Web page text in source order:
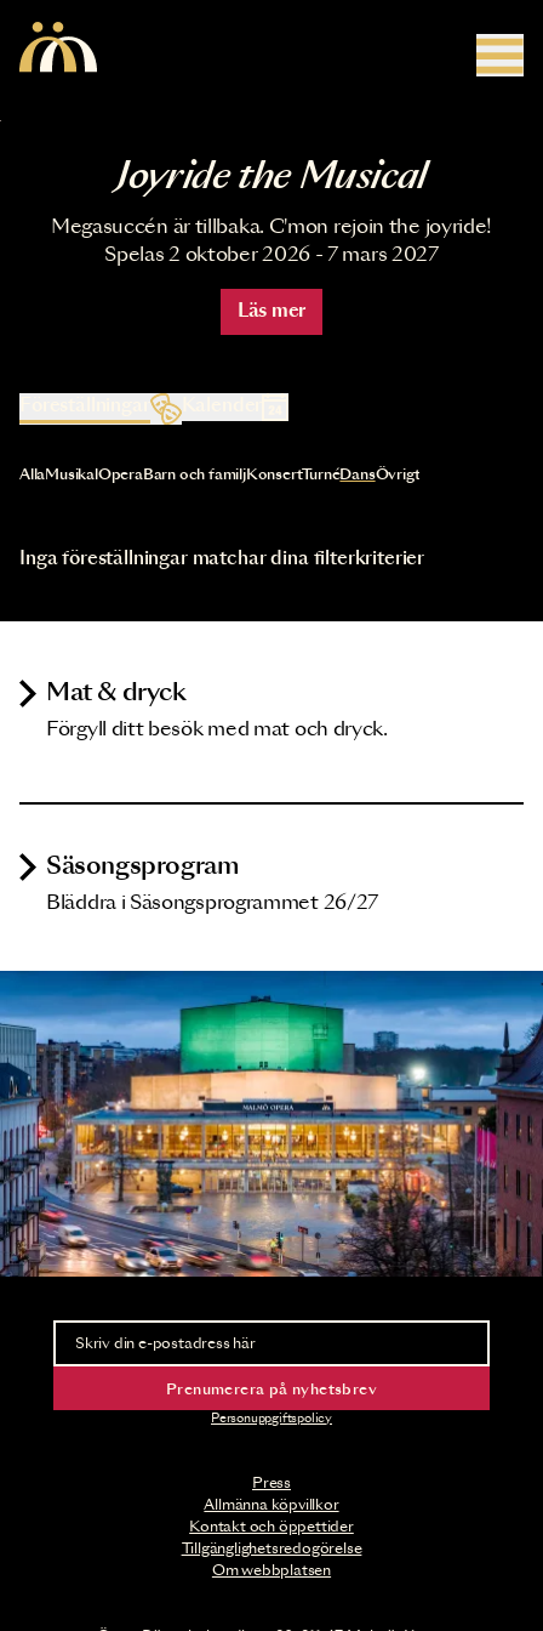
Joyride the Musical
Megasuccén är tillbaka. C'mon rejoin the joyride!
Spelas 2 oktober 2026 - 7 mars 2027
Läs mer
Kalender
Val av kategori uppdaterar innehållet automatiskt
AllaMusikal OperaBarn och familjKonsertTurnéDansÖvrigt
Inga föreställningar matchar dina filterkriterier
Mat & dryck
Förgyll ditt besök med mat och dryck.
Säsongsprogram
Bläddra i Säsongsprogrammet 26/27
Press
Allmänna köpvillkor
Kontakt och öppettider
Tillgänglighetsredogörelse
Om webbplatsen
Nyhetsbrev
Ta del av förhandsinformation och biljettsläpp.
Prenumerera på nyhetsbrev
Personuppgiftspolicy